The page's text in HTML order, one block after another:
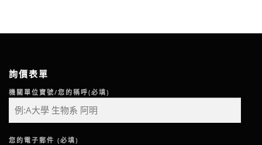
詢價表單
機關單位寶號/您的稱呼(必填)
您的電子郵件 (必填)